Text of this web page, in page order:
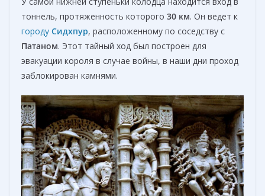
тоннель, протяженность которого 30 км. Он ведет к
городу Сидхпур, расположенному по соседству с
Патаном. Этот тайный ход был построен для
эвакуации короля в случае войны, в наши дни проход
заблокирован камнями.